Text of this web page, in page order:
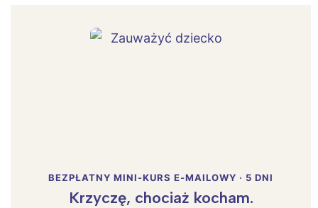
BEZPŁATNY MINI-KURS E-MAILOWY · 5 DNI
Krzyczę, chociaż kocham.